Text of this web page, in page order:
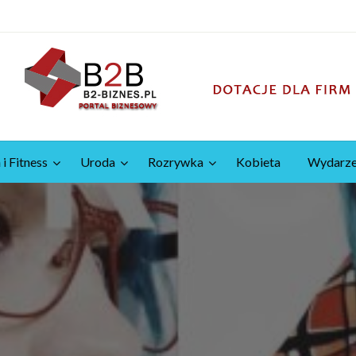
Fitness Uroda Rozrywka Kobieta